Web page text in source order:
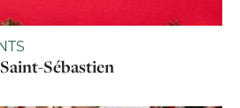
Sébastien